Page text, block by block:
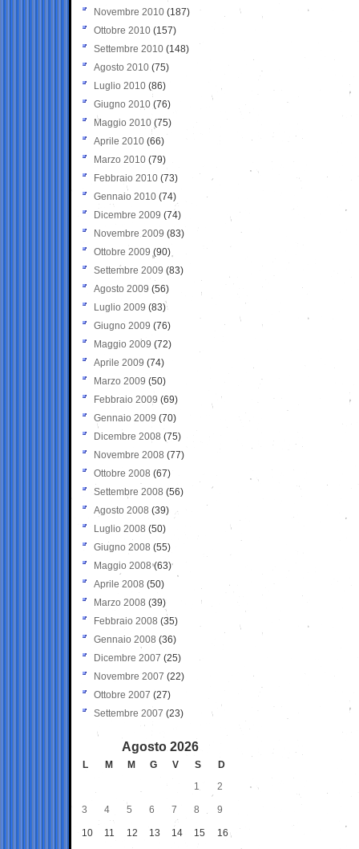
Novembre 2010 (187)
Ottobre 2010 (157)
Settembre 2010 (148)
Agosto 2010 (75)
Luglio 2010 (86)
Giugno 2010 (76)
Maggio 2010 (75)
Aprile 2010 (66)
Marzo 2010 (79)
Febbraio 2010 (73)
Gennaio 2010 (74)
Dicembre 2009 (74)
Novembre 2009 (83)
Ottobre 2009 (90)
Settembre 2009 (83)
Agosto 2009 (56)
Luglio 2009 (83)
Giugno 2009 (76)
Maggio 2009 (72)
Aprile 2009 (74)
Marzo 2009 (50)
Febbraio 2009 (69)
Gennaio 2009 (70)
Dicembre 2008 (75)
Novembre 2008 (77)
Ottobre 2008 (67)
Settembre 2008 (56)
Agosto 2008 (39)
Luglio 2008 (50)
Giugno 2008 (55)
Maggio 2008(63)
Aprile 2008 (50)
Marzo 2008 (39)
Febbraio 2008 (35)
Gennaio 2008 (36)
Dicembre 2007 (25)
Novembre 2007 (22)
Ottobre 2007 (27)
Settembre 2007 (23)
Agosto 2026
L M M G V S
D
1
2
3 4 5 6 7 8 9
10 11 12 13 14 15 16